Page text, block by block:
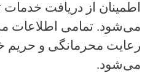
اطمینان از دریافت
می‌شود. تمامی اطلاعات
رعایت محرمانگی و
می‌شود.